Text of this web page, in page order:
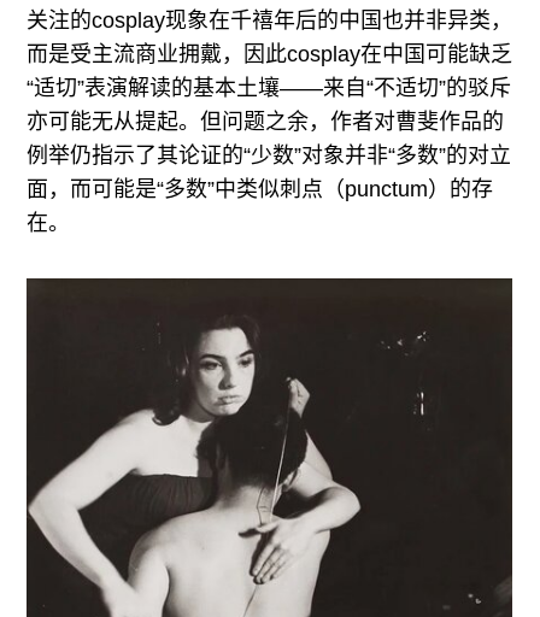
关注的cosplay现象在千禧年后的中国也并非异类，
而是受主流商业拥戴，因此cosplay在中国可能缺乏
“适切”表演解读的基本土壤——来自“不适切”的驳斥
亦可能无从提起。但问题之余，作者对曹斐作品的
例举仍指示了其论证的“少数”对象并非“多数”的对立
面，而可能是“多数”中类似刺点（punctum）的存
在。